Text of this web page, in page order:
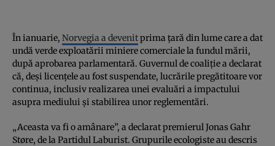
În ianuarie, Norvegia a devenitprima țară din lume care a dat
undă verde exploatării miniere comerciale la fundul mării,
după aprobarea parlamentară. Guvernul de coaliție a declarat
că, deși licențele au fost suspendate, lucrările pregătitoare vor
continua, inclusiv realizarea unei evaluări a impactului
asupra mediului și stabilirea unor reglementări.
„Aceasta va fi o amânare”, a declarat premierul Jonas Gahr
Støre, de la Partidul Laburist. Grupurile ecologiste au descris